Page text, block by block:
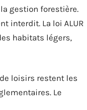
gestion forestière.
interdit. La loi ALUR
habitats légers,
loisirs restent les
Le